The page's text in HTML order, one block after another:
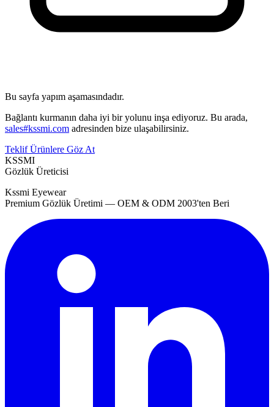
Bu sayfa yapım aşamasındadır.
Bağlantı kurmanın daha iyi bir yolunu inşa ediyoruz. Bu arada,
sales#kssmi.com adresinden bize ulaşabilirsiniz.
TeklifÜrünlere Göz At
KSSMI
Gözlük Üreticisi
Kssmi Eyewear
Premium Gözlük Üretimi — OEM & ODM 2003'ten Beri